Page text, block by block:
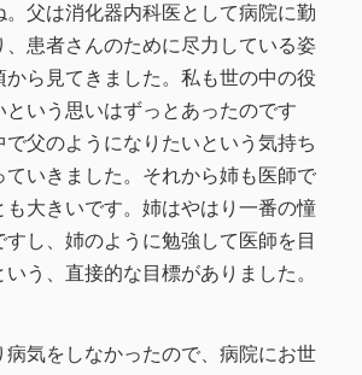
。父は消化器内科医として病院に勤
、患者さんのために尽力している姿
から見てきました。私も世の中の役
という思いはずっとあったのです
で父のようになりたいという気持ち
ていきました。それから姉も医師で
も大きいです。姉はやはり一番の憧
すし、姉のように勉強して医師を目
う、直接的な目標がありました。
病気をしなかったので、病院にお世